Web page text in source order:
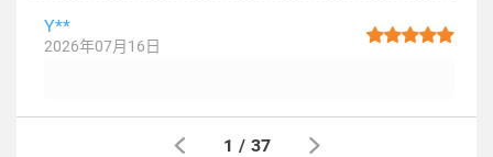
Y**
2026年07月16日
1 / 37